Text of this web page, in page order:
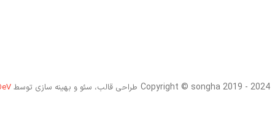
Copyright © songha 2019 - 2024 طراحی قالب، سئو و بهینه سازی توسط